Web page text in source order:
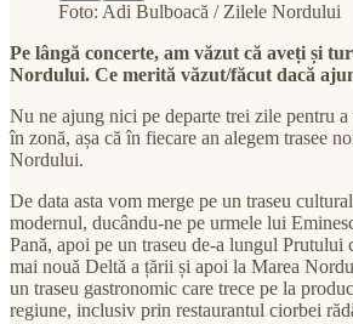
Foto: Adi Bulboacă / Zilele Nordului
Pe lângă concerte, am văzut că aveți și
Nordului. Ce merită văzut/făcut dacă
Nu ne ajung nici pe departe trei zile pentru a
în zonă, așa că în fiecare an alegem trasee
Nordului.
De data asta vom merge pe un traseu
modernul, ducându-ne pe urmele lui
Pană, apoi pe un traseu de-a lungul Prutului
mai nouă Deltă a țării și apoi la Marea
un traseu gastronomic care trece pe la
regiune, inclusiv prin restaurantul ciorbei